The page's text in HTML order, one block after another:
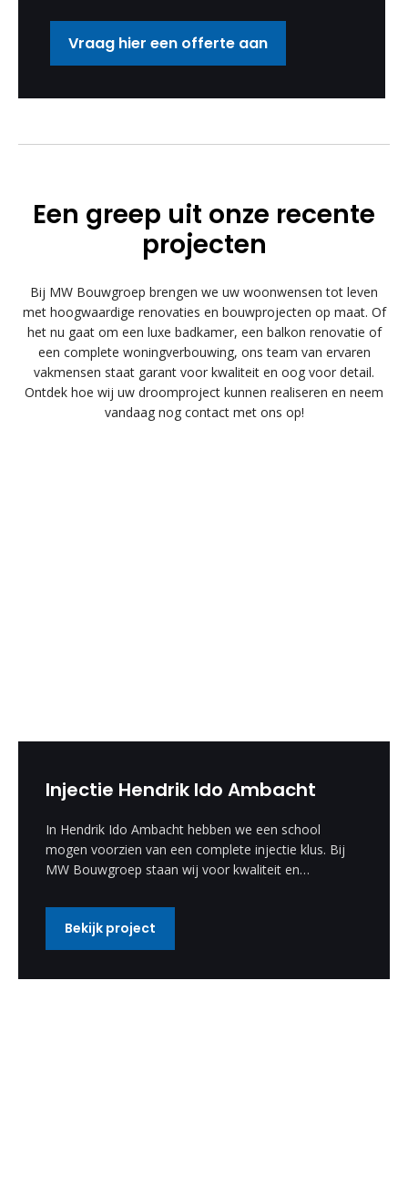
Vraag hier een offerte aan
Een greep uit onze recente
projecten
Bij MW Bouwgroep brengen we uw woonwensen tot leven
met hoogwaardige renovaties en bouwprojecten op maat. Of
het nu gaat om een luxe badkamer, een balkon renovatie of
een complete woningverbouwing, ons team van ervaren
vakmensen staat garant voor kwaliteit en oog voor detail.
Ontdek hoe wij uw droomproject kunnen realiseren en neem
vandaag nog contact met ons op!
Injectie Hendrik Ido Ambacht
In Hendrik Ido Ambacht hebben we een school
mogen voorzien van een complete injectie klus. Bij
MW Bouwgroep staan wij voor kwaliteit en
Bekijk project